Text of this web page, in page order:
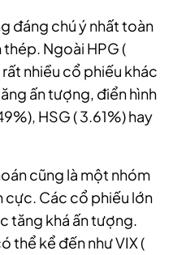
đáng chú ý nhất toàn
Ngoài HPG (
nhiều cổ phiếu khác
ấn tượng, điển hình
HSG ( 3.61%) hay
cũng là một nhóm
Các cổ phiếu lớn
tăng khá ấn tượng.
thể kể đến như VIX (